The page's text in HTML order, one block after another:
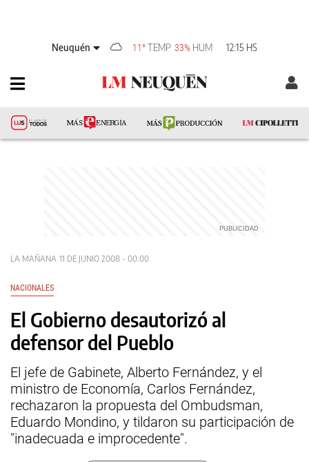
Neuquén 11° TEMP 33% HUM 12:15 HS
LA MAÑANA 11 DE JUNIO 2008 - 00:00
NACIONALES
El Gobierno desautorizó al
defensor del Pueblo
El jefe de Gabinete, Alberto Fernández, y el
ministro de Economía, Carlos Fernández,
rechazaron la propuesta del Ombudsman,
Eduardo Mondino, y tildaron su participación de
"inadecuada e improcedente".